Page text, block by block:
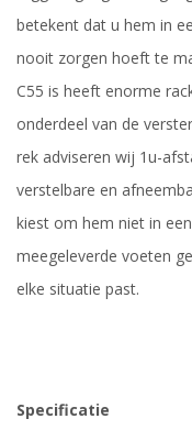
betekent dat u hem in
nooit zorgen hoeft te
C55 is heeft enorme
onderdeel van de
rek adviseren wij 1u-
verstelbare en
kiest om hem niet in
meegeleverde voeten
elke situatie past.
Specificatie